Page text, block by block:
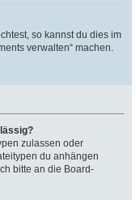
so kannst du dies im
verwalten“ machen.
zulassen oder
du anhängen
bitte an die Board-